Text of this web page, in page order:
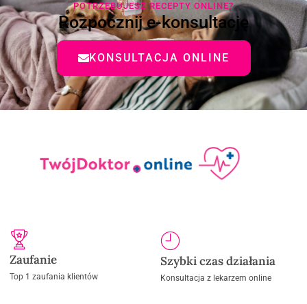
POTRZEBUJESZ RECEPTY ONLINE?
Rozpocznij e-konsultację
KONSULTACJA ONLINE
Zaufanie
Top 1 zaufania klientów
Szybki czas działania
Konsultacja z lekarzem online